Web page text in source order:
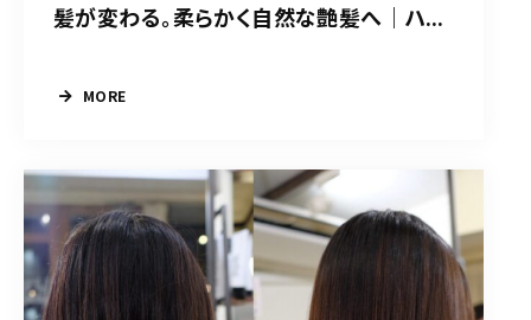
髪が変わる。柔らかく自然な艶髪へ｜ハ...
MORE